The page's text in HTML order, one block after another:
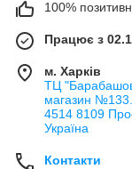
100%
Працює з
м. Харків
ТЦ
магазин
4514 8109
Україна
Контакти